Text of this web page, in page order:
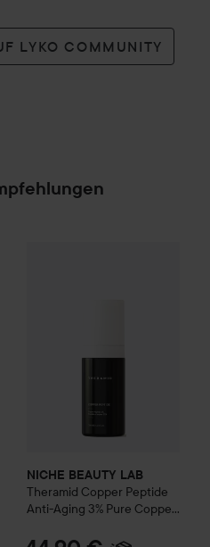
LYKO COMMUNITY
NICHE BEAUTY LAB
Theramid Copper Peptide
Anti-Aging 3% Pure Copper